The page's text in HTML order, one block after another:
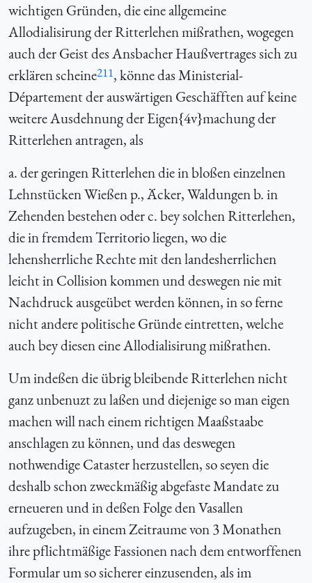
wichtigen Gründen, die eine allgemeine
Allodialisirung der Ritterlehen mißrathen, wogegen
auch der Geist des Ansbacher Haußvertrages sich zu
erklären scheine211, könne das Ministerial-
Département der auswärtigen Geschäfften auf keine
weitere Ausdehnung der Eigen{4v}machung der
Ritterlehen antragen, als
a. der geringen Ritterlehen die in bloßen einzelnen
Lehnstücken Wießen p., Äcker, Waldungen b. in
Zehenden bestehen oder c. bey solchen Ritterlehen,
die in fremdem Territorio liegen, wo die
lehensherrliche Rechte mit den landesherrlichen
leicht in Collision kommen und deswegen nie mit
Nachdruck ausgeübet werden können, in so ferne
nicht andere politische Gründe eintretten, welche
auch bey diesen eine Allodialisirung mißrathen.
Um indeßen die übrig bleibende Ritterlehen nicht
ganz unbenuzt zu laßen und diejenige so man eigen
machen will nach einem richtigen Maaßstaabe
anschlagen zu können, und das deswegen
nothwendige Cataster herzustellen, so seyen die
deshalb schon zweckmäßig abgefaste Mandate zu
erneueren und in deßen Folge den Vasallen
aufzugeben, in einem Zeitraume von 3 Monathen
ihre pflichtmäßige Fassionen nach dem entworffenen
Formular um so sicherer einzusenden, als im